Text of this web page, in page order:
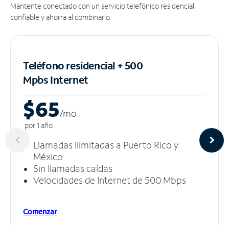
Mantente conectado con un servicio telefónico residencial
confiable y ahorra al combinarlo.
Teléfono residencial + 500
MpbsInternet
$65/mo
por 1 año
Llamadas ilimitadas a Puerto Rico y
México
Sin llamadas caídas
Velocidades de Internet de 500 Mbps
Comenzar